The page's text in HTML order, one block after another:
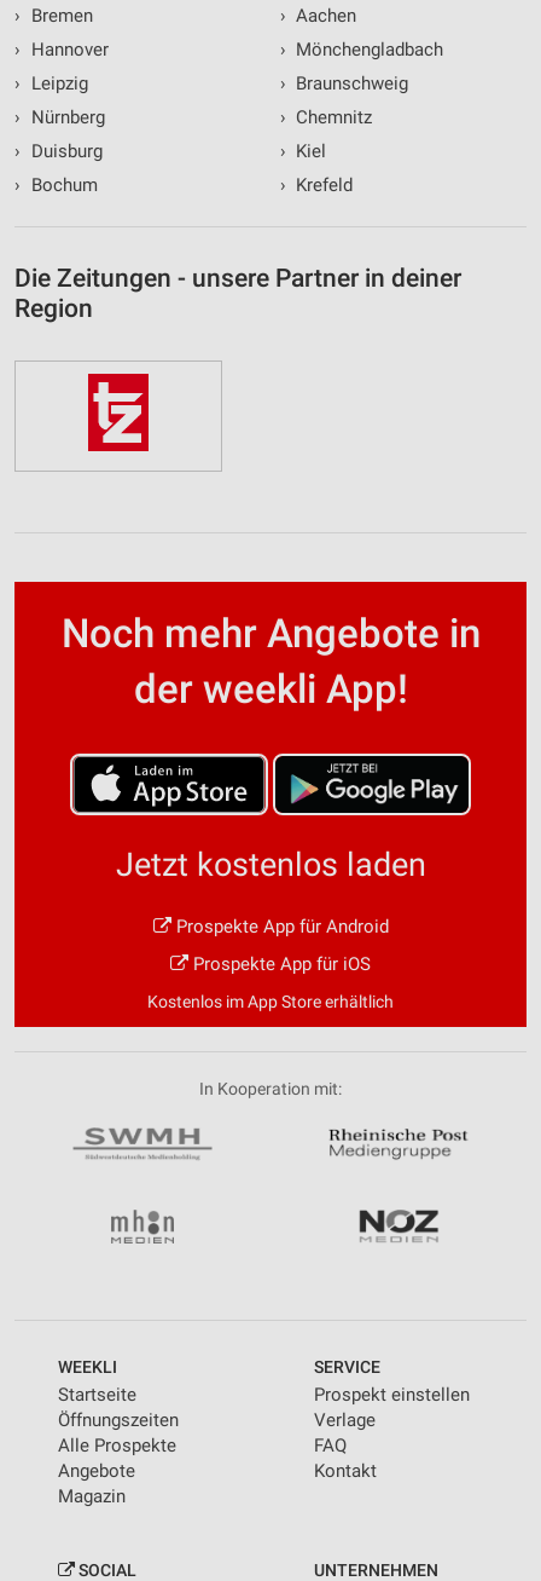
›
Bremen
›
Hannover
›
Leipzig
›
Nürnberg
›
Duisburg
›
Bochum
› Aachen
› Mönchengladbach
› Braunschweig
› Chemnitz
› Kiel
› Krefeld
Die Zeitungen - unsere Partner in deiner
Region
Noch mehr Angebote in
der weekli App!
Jetzt kostenlos laden
Prospekte App für Android
Prospekte App für iOS
Kostenlos im App Store erhältlich
In Kooperation mit:
WEEKLI
Startseite
Öffnungszeiten
Alle Prospekte
Angebote
Magazin
SERVICE
Prospekt einstellen
Verlage
FAQ
Kontakt
SOCIAL UNTERNEHMEN